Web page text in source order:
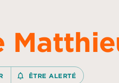
notifications_none_outlined
ÊTRE ALERTÉ